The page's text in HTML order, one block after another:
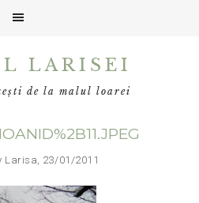
LARISEI
de la malul loarei
23/01/2011